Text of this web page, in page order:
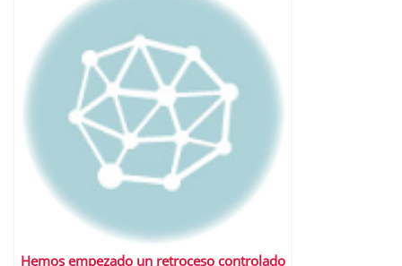
Hemos empezado un retroceso controlado